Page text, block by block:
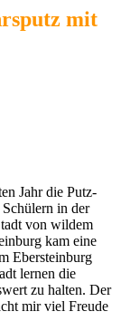
mit
Jahr die Putz-
in der
von wildem
kam eine
Ebersteinburg
lernen die
zu halten. Der
mir viel Freude